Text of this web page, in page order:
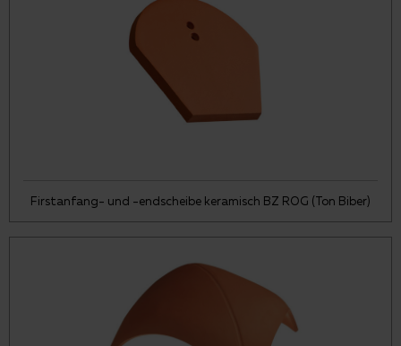
Firstanfang- und -endscheibe keramisch BZ ROG (Ton Biber)